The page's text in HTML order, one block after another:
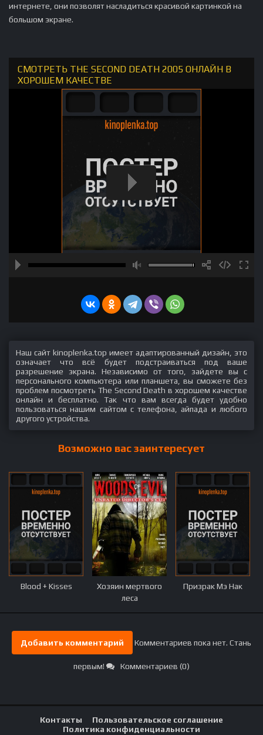
интернете, они позволят насладиться красивой картинкой на
большом экране.
СМОТРЕТЬ THE SECOND DEATH 2005 ОНЛАЙН В
ХОРОШЕМ КАЧЕСТВЕ
Наш сайт kinoplenka.top имеет адаптированный дизайн, это
означает что всё будет подстраиваться под ваше
разрешение экрана. Независимо от того, зайдете вы с
персонального компьютера или планшета, вы сможете без
проблем посмотреть The Second Death в хорошем качестве
онлайн и бесплатно. Так что вам всегда будет удобно
пользоваться нашим сайтом с телефона, айпада и любого
другого устройства.
Возможно вас заинтересует
Blood + Kisses
Хозяин мертвого
леса
Призрак Мэ Нак
Добавить комментарий Комментариев пока нет. Стань
первым! Комментариев (0)
Контакты
Пользовательское соглашение
Политика конфиденциальности